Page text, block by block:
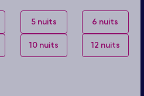
5 nuits 6 nuits
10 nuits 12 nuits